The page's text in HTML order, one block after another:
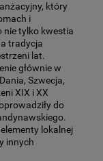
który
i
nie tylko kwestia
tradycja
lat.
głównie w
Szwecja,
XIX i XX
do
lokalnej
innych